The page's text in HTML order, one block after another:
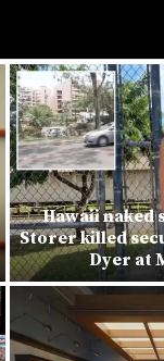
Hawaii naked
Storer killed
Dyer at